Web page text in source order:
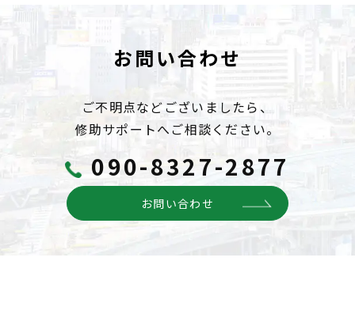
お問い合わせ
ご不明点などございましたら、
修助サポートへご相談ください。
090-8327-2877
お問い合わせ